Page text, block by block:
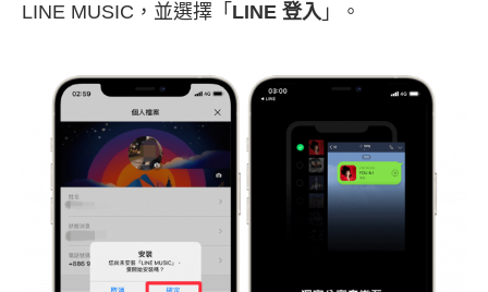
LINE MUSIC，並選擇「 LINE 登入 」。